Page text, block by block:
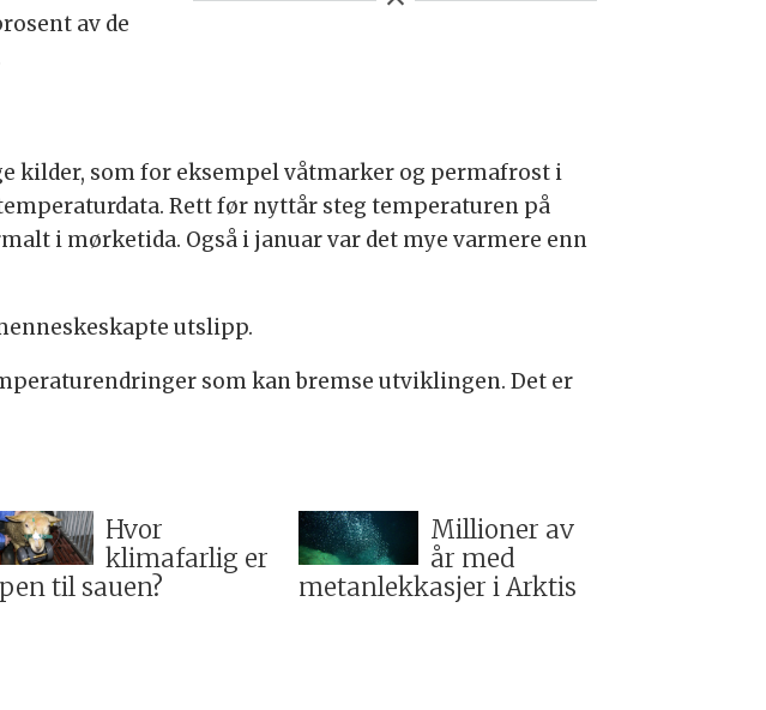
av de
kilder, som for eksempel våtmarker og permafrost i
Rett før nyttår steg temperaturen på
i mørketida. Også i januar var det mye varmere enn
utslipp.
som kan bremse utviklingen. Det er
Hvor
klimafarlig er
til sauen?
Millioner av
år med
metanlekkasjer i Arktis